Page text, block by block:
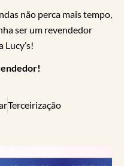
não perca mais tempo,
ser um revendedor
Lucy’s!
Terceirização